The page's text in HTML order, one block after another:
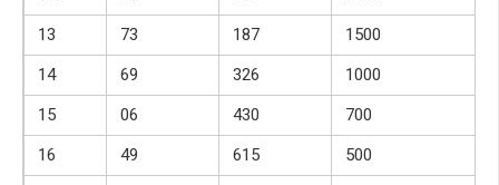
13
73 187
1500
14
69 326
1000
15
06 430
700
16
49 615
500